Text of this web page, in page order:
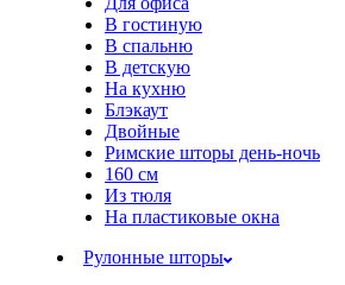
В гостиную
В спальню
В детскую
На кухню
Блэкаут
Двойные
Римские шторы день-ночь
160 см
Из тюля
На пластиковые окна
Рулонные шторы